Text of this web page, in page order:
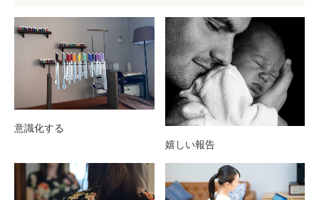
意識化する
嬉しい報告